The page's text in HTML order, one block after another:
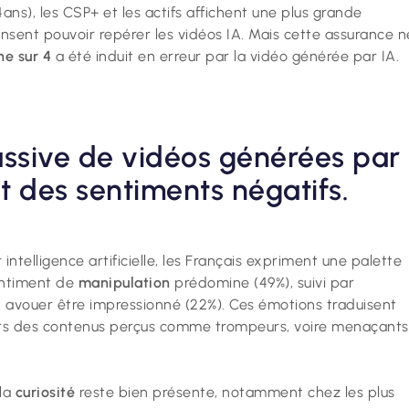
les CSP+ et les actifs affichent une plus grande
pouvoir repérer les vidéos IA. Mais cette assurance
sur 4 a été induit en erreur par la vidéo générée par IA.
de vidéos générées par
des sentiments négatifs.
intelligence artificielle, les Français expriment une palette
de manipulation prédomine (49%), suivi par
être impressionné (22%). Ces émotions traduisent
des contenus perçus comme trompeurs, voire menaçants
curiosité reste bien présente, notamment chez les plus